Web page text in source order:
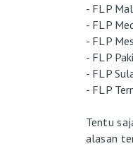
- FLP
- FLP
- FLP
- FLP
- FLP
- FLP
Tentu
alasan